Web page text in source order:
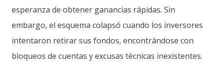
esperanza de obtener ganancias rápidas. Sin
embargo, el esquema colapsó cuando los inversores
intentaron retirar sus fondos, encontrándose con
bloqueos de cuentas y excusas técnicas inexistentes.